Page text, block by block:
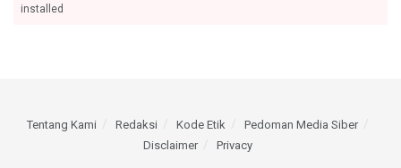
installed
Tentang Kami Redaksi Kode Etik
Pedoman Media Siber
Disclaimer
Privacy